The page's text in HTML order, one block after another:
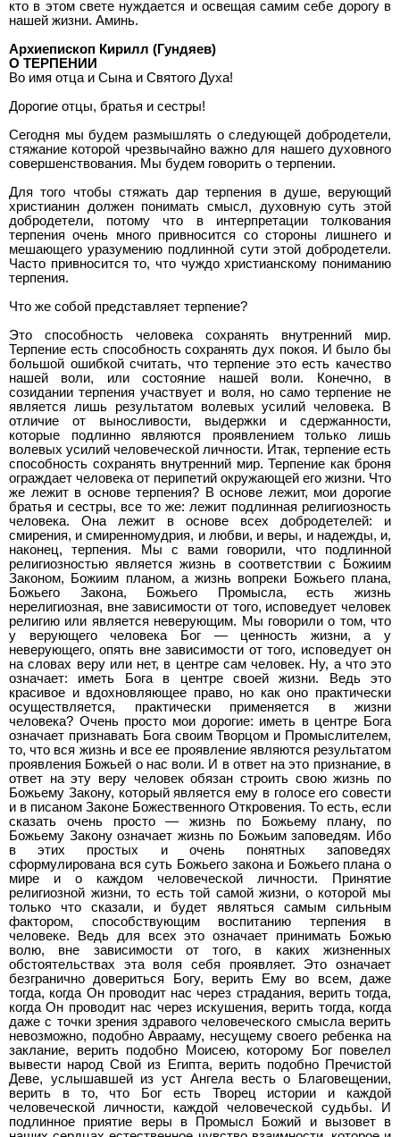
кто в этом свете нуждается и освещая самим себе дорогу в
нашей жизни. Аминь.
Архиепископ Кирилл (Гундяев)
О ТЕРПЕНИИ
Во имя отца и Сына и Святого Духа!
Дорогие отцы, братья и сестры!
Сегодня мы будем размышлять о следующей добродетели,
стяжание которой чрезвычайно важно для нашего духовного
совершенствования. Мы будем говорить о терпении.
Для того чтобы стяжать дар терпения в душе, верующий
христианин должен понимать смысл, духовную суть этой
добродетели, потому что в интерпретации толкования
терпения очень много привносится со стороны лишнего и
мешающего уразумению подлинной сути этой добродетели.
Часто привносится то, что чуждо христианскому пониманию
терпения.
Что же собой представляет терпение?
Это способность человека сохранять внутренний мир.
Терпение есть способность сохранять дух покоя. И было бы
большой ошибкой считать, что терпение это есть качество
нашей воли, или состояние нашей воли. Конечно, в
созидании терпения участвует и воля, но само терпение не
является лишь результатом волевых усилий человека. В
отличие от выносливости, выдержки и сдержанности,
которые подлинно являются проявлением только лишь
волевых усилий человеческой личности. Итак, терпение есть
способность сохранять внутренний мир. Терпение как броня
ограждает человека от перипетий окружающей его жизни. Что
же лежит в основе терпения? В основе лежит, мои дорогие
братья и сестры, все то же: лежит подлинная религиозность
человека. Она лежит в основе всех добродетелей: и
смирения, и смиренномудрия, и любви, и веры, и надежды, и,
наконец, терпения. Мы с вами говорили, что подлинной
религиозностью является жизнь в соответствии с Божиим
Законом, Божиим планом, а жизнь вопреки Божьего плана,
Божьего Закона, Божьего Промысла, есть жизнь
нерелигиозная, вне зависимости от того, исповедует человек
религию или является неверующим. Мы говорили о том, что
у верующего человека Бог — ценность жизни, а у
неверующего, опять вне зависимости от того, исповедует он
на словах веру или нет, в центре сам человек. Ну, а что это
означает: иметь Бога в центре своей жизни. Ведь это
красивое и вдохновляющее право, но как оно практически
осуществляется, практически применяется в жизни
человека? Очень просто мои дорогие: иметь в центре Бога
означает признавать Бога своим Творцом и Промыслителем,
то, что вся жизнь и все ее проявление являются результатом
проявления Божьей о нас воли. И в ответ на это признание, в
ответ на эту веру человек обязан строить свою жизнь по
Божьему Закону, который является ему в голосе его совести
и в писаном Законе Божественного Откровения. То есть, если
сказать очень просто — жизнь по Божьему плану, по
Божьему Закону означает жизнь по Божьим заповедям. Ибо
в этих простых и очень понятных заповедях
сформулирована вся суть Божьего закона и Божьего плана о
мире и о каждом человеческой личности. Принятие
религиозной жизни, то есть той самой жизни, о которой мы
только что сказали, и будет являться самым сильным
фактором, способствующим воспитанию терпения в
человеке. Ведь для всех это означает принимать Божью
волю, вне зависимости от того, в каких жизненных
обстоятельствах эта воля себя проявляет. Это означает
безгранично довериться Богу, верить Ему во всем, даже
тогда, когда Он проводит нас через страдания, верить тогда,
когда Он проводит нас через искушения, верить тогда, когда
даже с точки зрения здравого человеческого смысла верить
невозможно, подобно Аврааму, несущему своего ребенка на
заклание, верить подобно Моисею, которому Бог повелел
вывести народ Свой из Египта, верить подобно Пречистой
Деве, услышавшей из уст Ангела весть о Благовещении,
верить в то, что Бог есть Творец истории и каждой
человеческой личности, каждой человеческой судьбы. И
подлинное приятие веры в Промысл Божий и вызовет в